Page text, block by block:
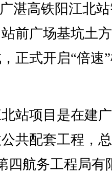
湛高铁阳江北
前广场基坑土
正式开启“倍速
项目是在建
共配套工程，
四航务工程局有